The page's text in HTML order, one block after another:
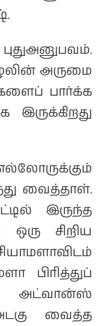
அருமை
பார்க்க
வைத்தாள்.
இருந்த
ஒரு சிறிய
பிரித்துப்
அட்வான்ஸ்
அடகு வைத்த